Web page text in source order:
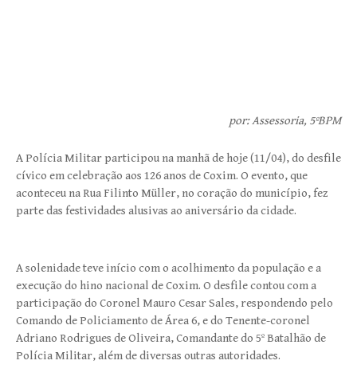
por: Assessoria, 5ºBPM
A Polícia Militar participou na manhã de hoje (11/04), do desfile
cívico em celebração aos 126 anos de Coxim. O evento, que
aconteceu na Rua Filinto Müller, no coração do município, fez
parte das festividades alusivas ao aniversário da cidade.
A solenidade teve início com o acolhimento da população e a
execução do hino nacional de Coxim. O desfile contou com a
participação do Coronel Mauro Cesar Sales, respondendo pelo
Comando de Policiamento de Área 6, e do Tenente-coronel
Adriano Rodrigues de Oliveira, Comandante do 5º Batalhão de
Polícia Militar, além de diversas outras autoridades.